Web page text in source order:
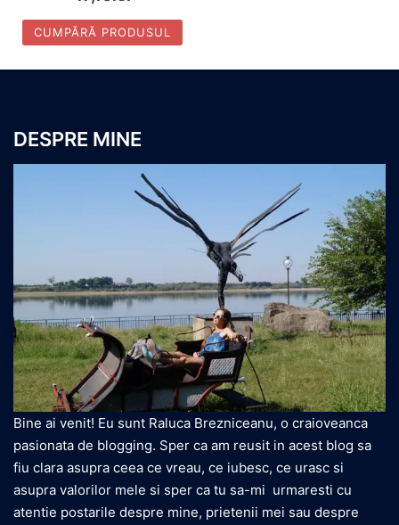
CUMPĂRĂ PRODUSUL
DESPRE MINE
Bine ai venit! Eu sunt Raluca Brezniceanu, o craioveanca
pasionata de blogging. Sper ca am reusit in acest blog sa
fiu clara asupra ceea ce vreau, ce iubesc, ce urasc si
asupra valorilor mele si sper ca tu sa-mi urmaresti cu
atentie postarile despre mine, prietenii mei sau despre